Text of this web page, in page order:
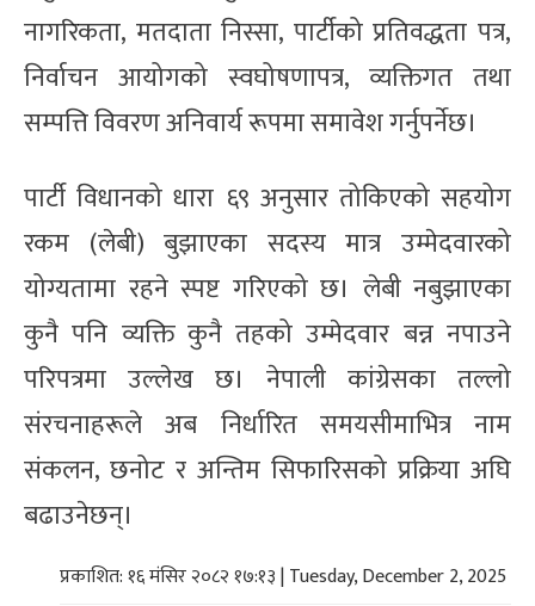
नागरिकता, मतदाता निस्सा, पार्टीको प्रतिवद्धता पत्र,
निर्वाचन आयोगको स्वघोषणापत्र, व्यक्तिगत तथा
सम्पत्ति विवरण अनिवार्य रूपमा समावेश गर्नुपर्नेछ।
पार्टी विधानको धारा ६९ अनुसार तोकिएको सहयोग
रकम (लेबी) बुझाएका सदस्य मात्र उम्मेदवारको
योग्यतामा रहने स्पष्ट गरिएको छ। लेबी नबुझाएका
कुनै पनि व्यक्ति कुनै तहको उम्मेदवार बन्न नपाउने
परिपत्रमा उल्लेख छ। नेपाली कांग्रेसका तल्लो
संरचनाहरूले अब निर्धारित समयसीमाभित्र नाम
संकलन, छनोट र अन्तिम सिफारिसको प्रक्रिया अघि
बढाउनेछन्।
प्रकाशित: १६ मंसिर २०८२ १७:१३ | Tuesday, December 2, 2025